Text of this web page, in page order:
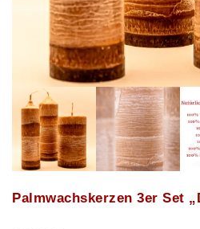
Palmwachskerzen 3er Set